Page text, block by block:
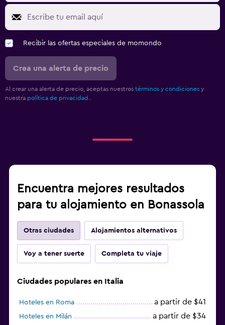
Recibir las ofertas especiales de momondo
Crea una alerta de precio
Al crear una alerta de precio, aceptas nuestros términos y condiciones y
nuestra política de privacidad.
Encuentra mejores resultados
para tu alojamiento en Bonassola
Otras ciudades Alojamientos alternativos
Voy a tener suerte Completa tu viaje
Ciudades populares en Italia
Hoteles en Roma a partir de $41
Hoteles en Milán a partir de $34